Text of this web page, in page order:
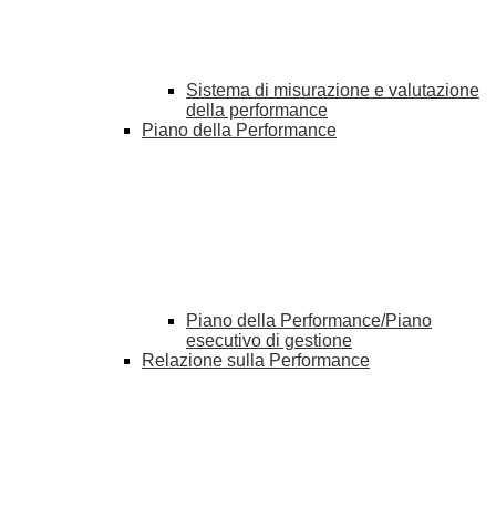
Sistema di misurazione e valutazione
della performance
Piano della Performance
Piano della Performance/Piano
esecutivo di gestione
Relazione sulla Performance